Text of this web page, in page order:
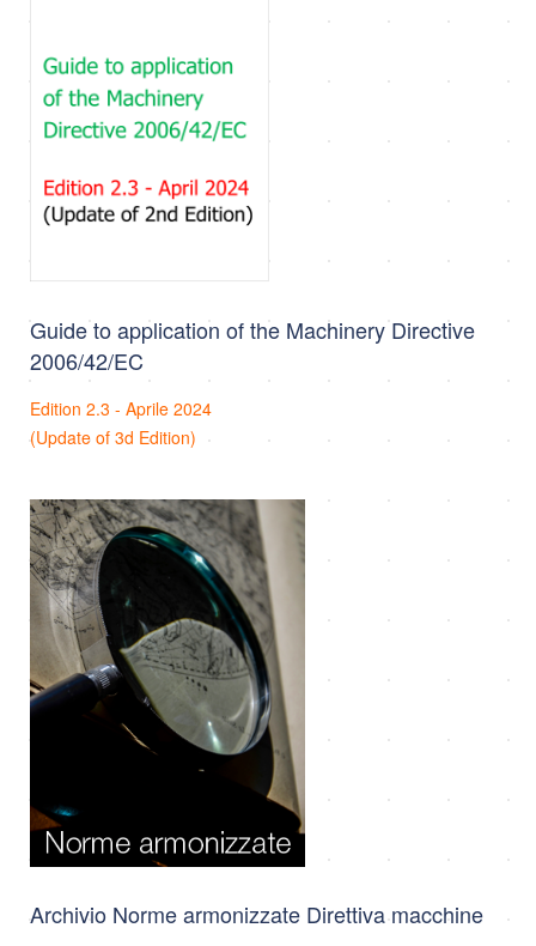
Guide to application of the Machinery Directive
2006/42/EC
Edition 2.3 - Aprile 2024
(Update of 3d Edition)
Archivio Norme armonizzate Direttiva macchine